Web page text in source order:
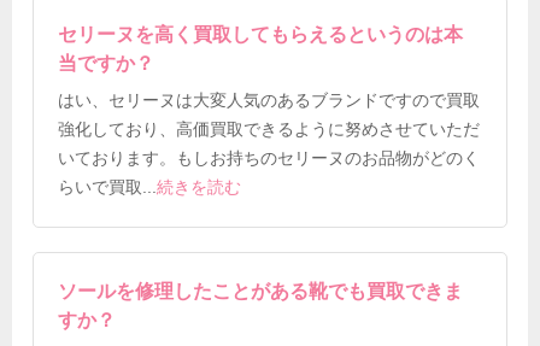
セリーヌを高く買取してもらえるというのは本
当ですか？
はい、セリーヌは大変人気のあるブランドですので買取
強化しており、高価買取できるように努めさせていただ
いております。もしお持ちのセリーヌのお品物がどのく
らいで買取
...続きを読む
ソールを修理したことがある靴でも買取できま
すか？